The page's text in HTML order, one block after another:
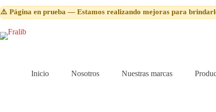
al
contenido
⚠️ Página en prueba — Estamos realizando mejoras para
Inicio Nosotros Nuestras marcas